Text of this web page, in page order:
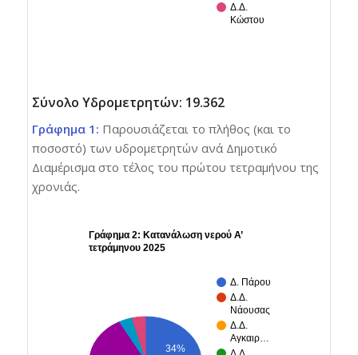
Δ.Δ.
Κώστου
Σύνολο Υδρομετρητών: 19.362
Γράφημα 1: Παρουσιάζεται το πλήθος (και το
ποσοστό) των υδρομετρητών ανά Δημοτικό
Διαμέρισμα στο τέλος του πρώτου τετραμήνου της
χρονιάς.
Γράφημα 2: Κατανάλωση νερού Α’
τετράμηνου 2025
Δ. Πάρου
Δ.Δ.
Νάουσας
Δ.Δ.
Αγκαιρ…
34%